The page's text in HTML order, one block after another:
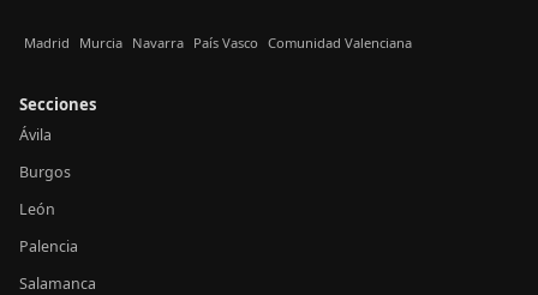
Madrid Murcia Navarra País Vasco Comunidad Valenciana
Secciones
Ávila
Burgos
León
Palencia
Salamanca